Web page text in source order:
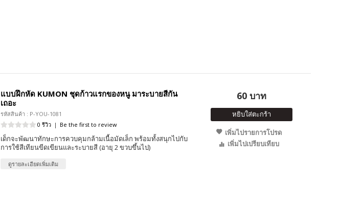
แบบฝึกหัด KUMON ชุดก้าวแรกของหนู มาระบายสีกัน
เถอะ
รหัสสินค้า : P-YOU-1081
0 รีวิว | Be the first to review
เด็กจะพัฒนาทักษะการควบคุมกล้ามเนื้อมัดเล็ก พร้อมทั้งสนุกไปกับ
การใช้สีเทียนขีดเขียนและระบายสี (อายุ 2 ขวบขึ้นไป)
ดูรายละเอียดเพิ่มเติม
60 บาท
หยิบใส่ตะกร้า
เพิ่มไปรายการโปรด
เพิ่มไปเปรียบเทียบ